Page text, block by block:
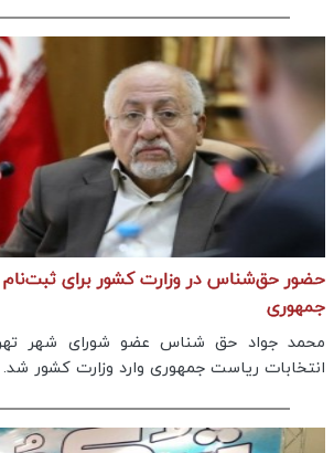
حضور حق‌شناس در وزارت کشور برای ثبت‌نام
جمهوری
محمد جواد حق شناس عضو شورای شهر
انتخابات ریاست جمهوری وارد وزارت کشور شد.